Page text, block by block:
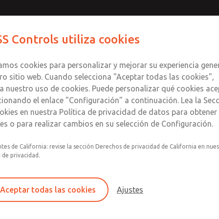
Filtro y regulador consolidados en un solo
lubricador de alimentación de mirilla
Recipiente de plástico de policarbonato con
contra roturas de acero, recipiente de
transparente o Tazón lubricador de aluminio
Enviar esta
Controls utiliza cookies
cookies para personalizar y mejorar su experiencia
sitio web. Cuando selecciona "Aceptar todas las cookies",
nuestro uso de cookies. Puede personalizar qué cookies
el enlace "Configuración" a continuación. Lea la
en nuestra Política de privacidad de datos para obtener
o para realizar cambios en su selección de Configuración.
de California: revise la sección Derechos de privacidad de California en
de privacidad.
Aceptar todas las cookies Ajustes